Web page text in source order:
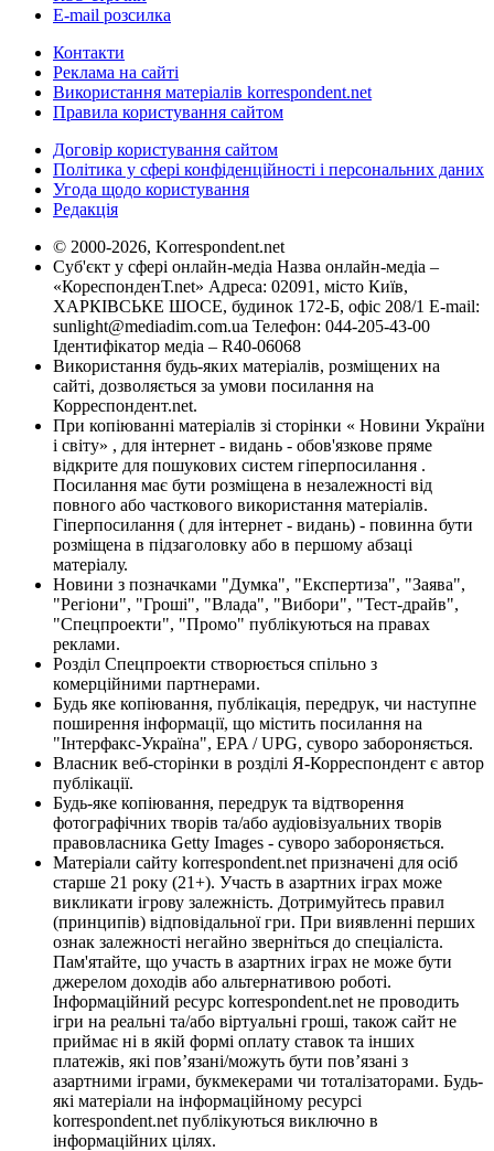
E-mail розсилка
Контакти
Реклама на сайті
Використання матеріалів korrespondent.net
Правила користування сайтом
Договір користування сайтом
Політика у сфері конфіденційності і персональних даних
Угода щодо користування
Редакція
© 2000-2026, Korrespondent.net
Суб'єкт у сфері онлайн-медіа Назва онлайн-медіа –
«КореспонденТ.net» Адреса: 02091, місто Київ,
ХАРКІВСЬКЕ ШОСЕ, будинок 172-Б, офіс 208/1 E-mail:
sunlight@mediadim.com.ua Телефон: 044-205-43-00
Ідентифікатор медіа – R40-06068
Використання будь-яких матеріалів, розміщених на
сайті, дозволяється за умови посилання на
Корреспондент.net.
При копіюванні матеріалів зі сторінки « Новини України
і світу» , для інтернет - видань - обов'язкове пряме
відкрите для пошукових систем гіперпосилання .
Посилання має бути розміщена в незалежності від
повного або часткового використання матеріалів.
Гіперпосилання ( для інтернет - видань) - повинна бути
розміщена в підзаголовку або в першому абзаці
матеріалу.
Новини з позначками "Думка", "Експертиза", "Заява",
"Регіони", "Гроші", "Влада", "Вибори", "Тест-драйв",
"Спецпроекти", "Промо" публікуються на правах
реклами.
Розділ Спецпроекти створюється спільно з
комерційними партнерами.
Будь яке копіювання, публікація, передрук, чи наступне
поширення інформації, що містить посилання на
"Інтерфакс-Україна", EPA / UPG, суворо забороняється.
Власник веб-сторінки в розділі Я-Корреспондент є автор
публікації.
Будь-яке копіювання, передрук та відтворення
фотографічних творів та/або аудіовізуальних творів
правовласника Getty Images - суворо забороняється.
Матеріали сайту korrespondent.net призначені для осіб
старше 21 року (21+). Участь в азартних іграх може
викликати ігрову залежність. Дотримуйтесь правил
(принципів) відповідальної гри. При виявленні перших
ознак залежності негайно зверніться до спеціаліста.
Пам'ятайте, що участь в азартних іграх не може бути
джерелом доходів або альтернативою роботі.
Інформаційний ресурс korrespondent.net не проводить
ігри на реальні та/або віртуальні гроші, також сайт не
приймає ні в якій формі оплату ставок та інших
платежів, які пов’язані/можуть бути пов’язані з
азартними іграми, букмекерами чи тоталізаторами. Будь-
які матеріали на інформаційному ресурсі
korrespondent.net публікуються виключно в
інформаційних цілях.